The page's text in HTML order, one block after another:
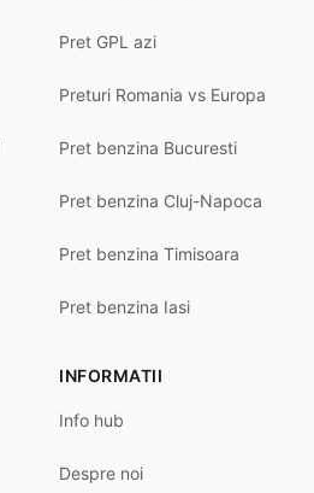
Pret GPL azi
Preturi Romania vs Europa
Pret benzina Bucuresti
Pret benzina Cluj-Napoca
Pret benzina Timisoara
Pret benzina Iasi
INFORMATII
Info hub
Despre noi